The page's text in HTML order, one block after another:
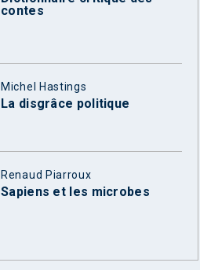
contes
Michel Hastings
La disgrâce politique
Renaud Piarroux
Sapiens et les microbes